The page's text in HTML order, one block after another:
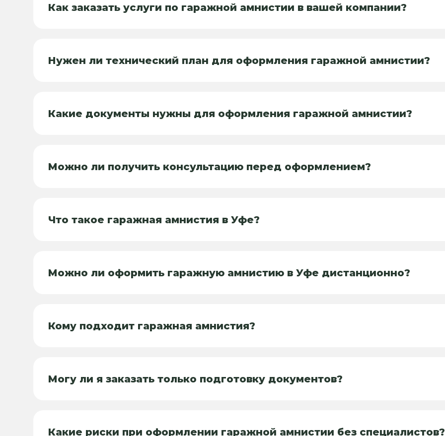
Как заказать услуги по гаражной амнистии в вашей компании?
Нужен ли технический план для оформления гаражной амнистии?
Какие документы нужны для оформления гаражной амнистии?
Можно ли получить консультацию перед оформлением?
Что такое гаражная амнистия в Уфе?
Можно ли оформить гаражную амнистию в Уфе дистанционно?
Кому подходит гаражная амнистия?
Могу ли я заказать только подготовку документов?
Какие риски при оформлении гаражной амнистии без специалистов?